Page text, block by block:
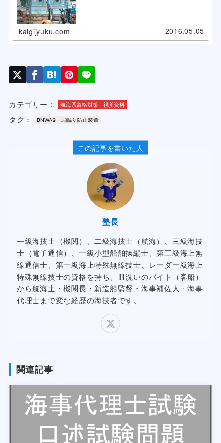
kaigijyuku.com 2016.05.05
カテゴリー： 航海系資格対策 視覚資料
タグ： BNWAS 居眠り防止装置
この記事を書いた人
塾長
一級海技士（機関）、二級海技士（航海）、三級海技
士（電子通信）、一級小型船舶操縦士、第三級海上無
線通信士、第一級海上特殊無線技士、レーダー級海上
特殊無線技士の資格を持ち、皿洗いのバイト（客船）
から航海士・機関長・新造船監督・海事補佐人・海事
代理士まで変な経歴の海技者です。
関連記事